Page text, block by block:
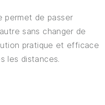
permet de passer
sans changer de
pratique et efficace
les distances.